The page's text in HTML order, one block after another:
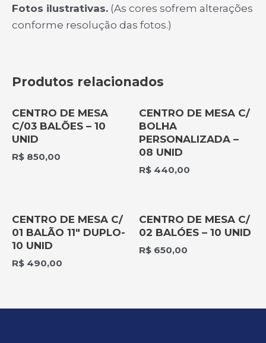
Fotos ilustrativas. (As cores sofrem alterações
conforme resolução das fotos.)
Produtos relacionados
CENTRO DE MESA
C/03 BALÕES – 10
UNID
R$ 850,00
CENTRO DE MESA C/
BOLHA
PERSONALIZADA –
08 UNID
R$ 440,00
CENTRO DE MESA C/
01 BALÃO 11″ DUPLO-
10 UNID
R$ 490,00
CENTRO DE MESA C/
02 BALÓES – 10 UNID
R$ 650,00